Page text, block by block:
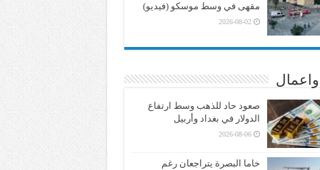
مقهى في وسط موسكو (فيديو)
2026-08-02
صعود حاد للذهب وسط ارتفاع
الدولار في بغداد وأربيل
2026-08-06
خاما البصرة يتراجعان رغم